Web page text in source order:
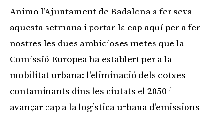
Animo l’Ajuntament de Badalona a fer seva
aquesta setmana i portar-la cap aquí per a fer
nostres les dues ambicioses metes que la
Comissió Europea ha establert per a la
mobilitat urbana: l'eliminació dels cotxes
contaminants dins les ciutats el 2050 i
avançar cap a la logística urbana d'emissions